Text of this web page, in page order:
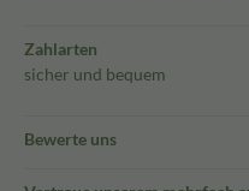
Zahlarten
sicher und bequem
Bewerte uns